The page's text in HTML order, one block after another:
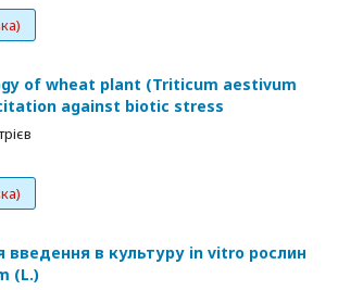
of wheat plant (Triticum aestivum
against biotic stress
введення в культуру in vitro рослин
(L.)